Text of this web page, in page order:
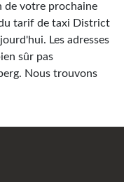
de votre prochaine
tarif de taxi District
Les adresses
sûr pas
Nous trouvons